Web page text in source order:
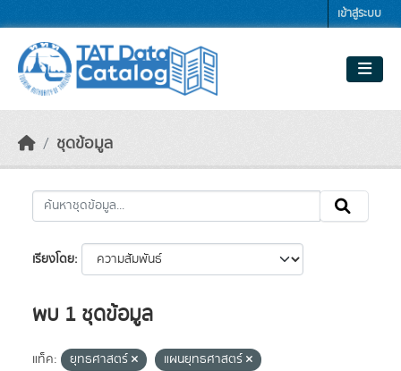
เข้าสู่ระบบ
ชุดข้อมูล
เรียงโดย
พบ 1 ชุดข้อมูล
แท็ค: ยุทธศาสตร์
แผนยุทธศาสตร์